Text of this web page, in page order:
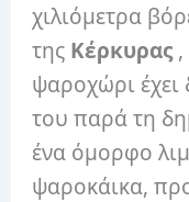
χιλιόμετρα
της Κέρκυρας,
ψαροχώρι έχει
του παρά τη
ένα όμορφο
ψαροκάικα,